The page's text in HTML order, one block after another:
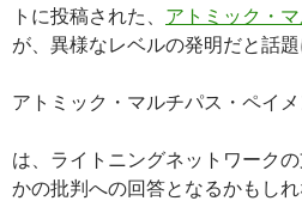
トに投稿された、 アトミック・
が、異様なレベルの発明だと話題
アトミック・マルチパス・ペイ
は、ライトニングネットワーク
かの批判への回答となるかもし